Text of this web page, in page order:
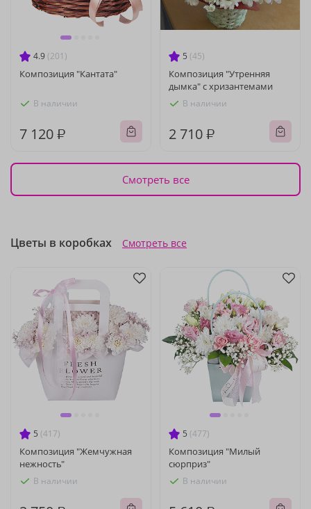
4.9 (201)
Композиция "Кантата"
В наличии
7 120 ₽
5 (45)
Композиция "Утренняя
дымка" с хризантемами
В наличии
2 710 ₽
Смотреть все
Цветы в коробках Смотреть все
5 (417)
Композиция "Жемчужная
нежность"
В наличии
5 (477)
Композиция "Милый
сюрприз"
В наличии